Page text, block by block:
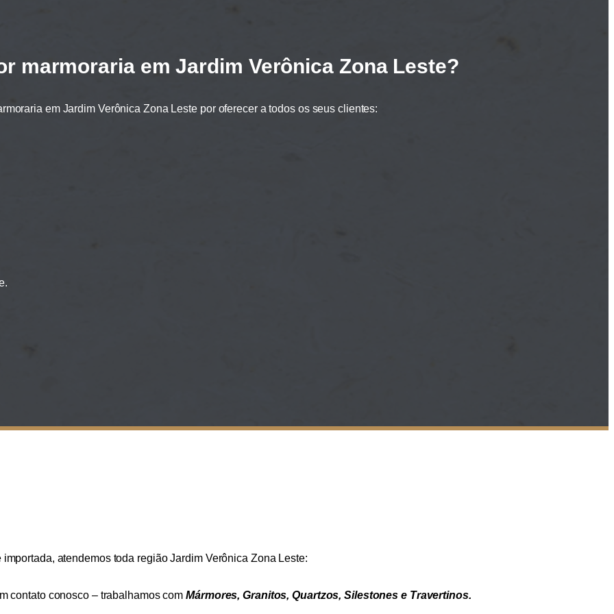
marmoraria em Jardim Verônica Zona Leste?
em Jardim Verônica Zona Leste por oferecer a todos os seus clientes:
atendemos toda região Jardim Verônica Zona Leste:
contato conosco – trabalhamos comMármores, Granitos, Quartzos, Silestones e Travertinos.